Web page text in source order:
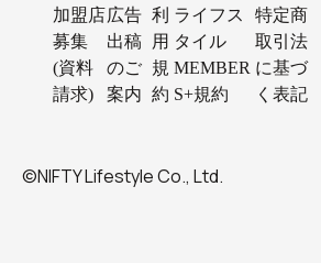
加盟店
募集
(資料
請求)
広告
出稿
のご
案内
利
用
規
約
ライフス
タイル
MEMBER
S+規約
特定商
取引法
に基づ
く表記
©NIFTY Lifestyle Co., Ltd.